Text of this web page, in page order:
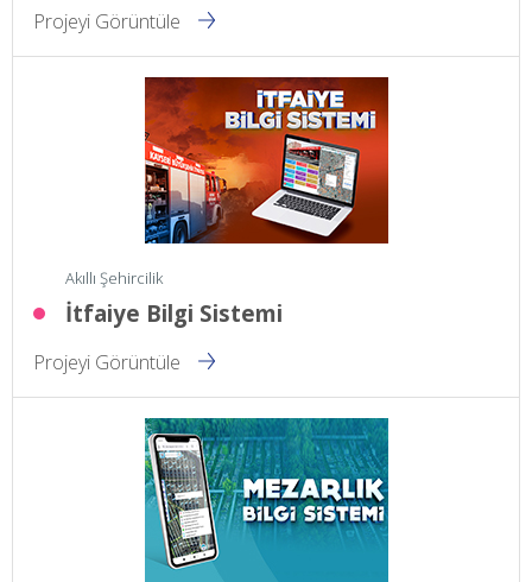
Projeyi Görüntüle
Akıllı Şehircilik
İtfaiye Bilgi Sistemi
Projeyi Görüntüle